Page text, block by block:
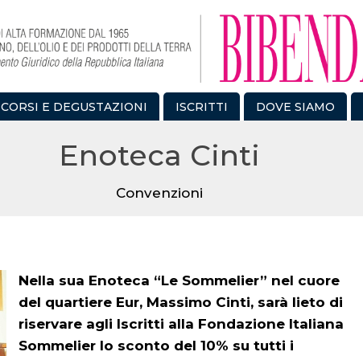
CORSI E DEGUSTAZIONI ISCRITTI DOVE SIAMO
Enoteca Cinti
Convenzioni
Nella sua Enoteca “Le Sommelier” nel cuore
del quartiere Eur, Massimo Cinti, sarà lieto di
riservare agli Iscritti alla Fondazione Italiana
Sommelier lo sconto del 10% su tutti i